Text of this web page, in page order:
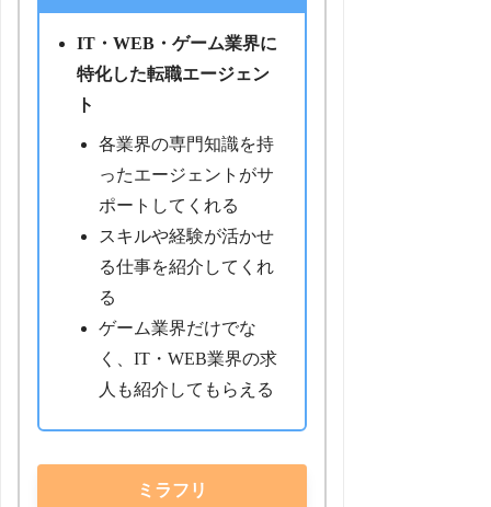
IT・WEB・ゲーム業界に
特化した転職エージェン
ト
各業界の専門知識を持
ったエージェントがサ
ポートしてくれる
スキルや経験が活かせ
る仕事を紹介してくれ
る
ゲーム業界だけでな
く、IT・WEB業界の求
人も紹介してもらえる
ミラフリ